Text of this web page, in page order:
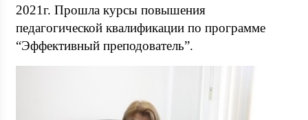
2021г. Прошла курсы повышения
педагогической квалификации по программе
“Эффективный преподователь”.